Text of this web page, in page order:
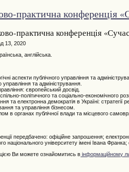
практична конференція
практична конференція
13, 2020
англійська.
аспекти публічного управління та
управління та адміністрування.
європейський досвід.
політичного та соціально-економічного
та електронна демократія в Україні: стратегії
та управління бізнесом.
в органах публічної влади та місцевого
передбачено: офіційне запрошення;
національного університету імені Івана
Ви можете ознайомитись в інформаційному